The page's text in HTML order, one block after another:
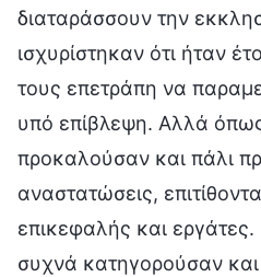
διαταράσσουν την
ισχυρίστηκαν ότι ήταν
τους επετράπη να
υπό επίβλεψη. Αλλά
προκαλούσαν και πάλι
αναστατώσεις,
επικεφαλής και
συχνά κατηγορούσαν